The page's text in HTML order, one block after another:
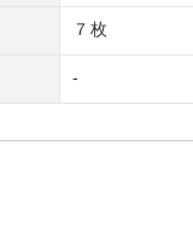
７枚
-